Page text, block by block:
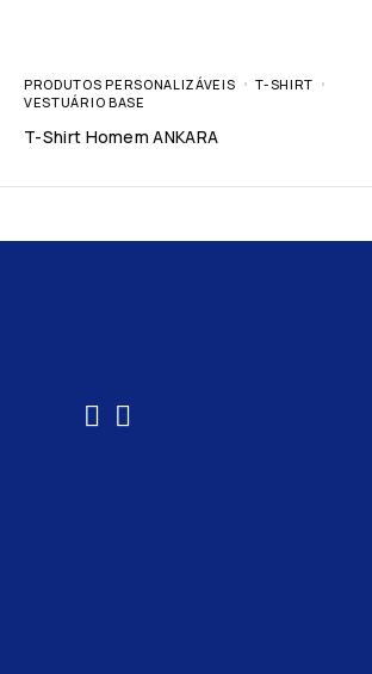
PRODUTOS PERSONALIZÁVEIS
T-SHIRT
VESTUÁRIO BASE
T-Shirt Homem ANKARA